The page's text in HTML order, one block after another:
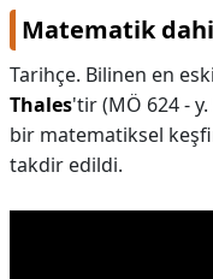
Matematik
Tarihçe. Bilinen en
Thales'tir (MÖ 624 -
bir matematiksel
takdir edildi.